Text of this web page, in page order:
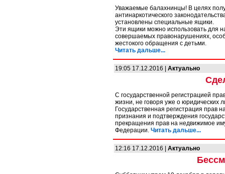
Уважаемые балахнинцы! В целях
антинаркотического
установлены специальные ящики.
Эти ящики можно использовать для
совершаемых правонарушениях,
жестокого обращения с детьми.
Читать дальше...
19:05 17.12.2016 | Актуально
С государственной регистрацией
жизни, не говоря уже о юридических
Государственная регистрация прав
признания и подтверждения
прекращения прав на недвижимое
Федерации. Читать дальше...
12:16 17.12.2016 | Актуально